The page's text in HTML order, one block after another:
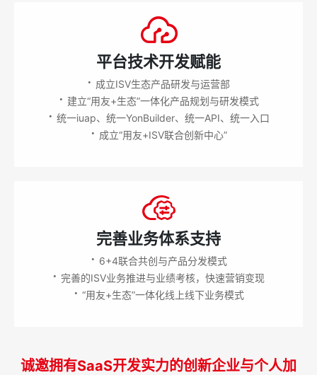
平台技术开发赋能
· 成立ISV生态产品研发与运营部
· 建立“用友+生态”一体化产品规划与研发模式
· 统一iuap、统一YonBuilder、统一API、统一入口
· 成立“用友+ISV联合创新中心”
完善业务体系支持
· 6+4联合共创与产品分发模式
· 完善的ISV业务推进与业绩考核，快速营销变现
· “用友+生态”一体化线上线下业务模式
诚邀拥有SaaS开发实力的创新企业与个人加